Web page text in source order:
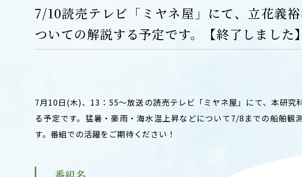
TEL 059-232-1211（代表）
キャンパスマップ
ニュース◎
保護者の方へ
OPEN CAMPUS
ABOUT
学部概要
7/10読売テレビ「ミヤネ屋」にて、立花義
ついての解説する予定です。【終了しました】
7月10日(木)、13：55～放送の読売テレビ「ミヤネ屋」にて、本研究
る予定です。猛暑・豪雨・海水温上昇などについて7/8までの船舶観
す。番組での活躍をご期待ください！